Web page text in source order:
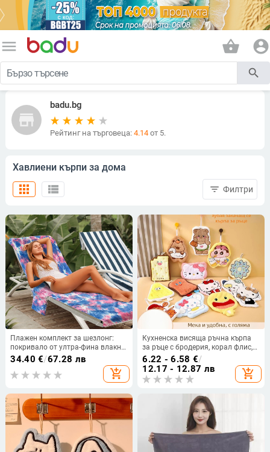
menu shopping_basket account_circle
search
store
badu.bg
Рейтинг на търговеца: 4.14от 5.
Хавлиени кърпи за дома
view_list
apps filter_list Филтри
Плажен комплект за шезлонг:
покривало от ултра-фина влакна,
бързосъхнеща плажна кърпа и
дебела лежаща подложка
34.40 €/67.28 лв
add_shopping_cart
Кухненска висяща ръчна кърпа
за ръце с бродерия, корал флис,
120d, 30-50 г, персонализирана
6.22 - 6.58 €/
12.17 - 12.87 лв
add_shopping_cart